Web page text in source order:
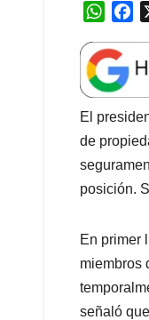
W
a
t
s
A
p
p
e
b
o
o
k
El
de
posición.
En primer
miembros
señaló